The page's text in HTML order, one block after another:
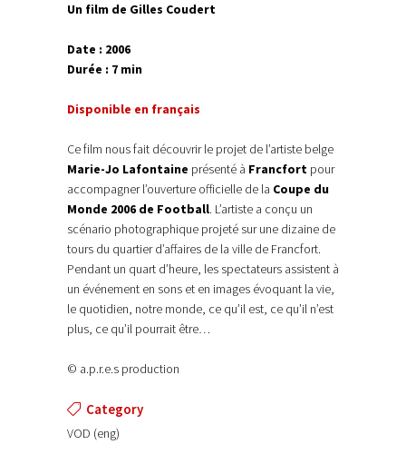
Un film de Gilles Coudert
Date : 2006
Durée : 7 min
Disponible en français
Ce film nous fait découvrir le projet de l’artiste belge
Marie-Jo Lafontaine présenté à Francfort pour
accompagner l’ouverture officielle de la Coupe du
Monde 2006 de Football. L’artiste a conçu un
scénario photographique projeté sur une dizaine de
tours du quartier d’affaires de la ville de Francfort.
Pendant un quart d’heure, les spectateurs assistent à
un événement en sons et en images évoquant la vie,
le quotidien, notre monde, ce qu’il est, ce qu’il n’est
plus, ce qu’il pourrait être…
© a.p.r.e.s production
Category
VOD (eng)